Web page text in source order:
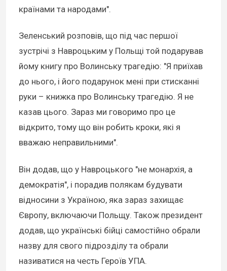
країнами та народами".
Зеленський розповів, що під час першої
зустрічі з Навроцьким у Польщі той подарував
йому книгу про Волинську трагедію: "Я приїхав
до нього, і його подарунок мені при стисканні
руки – книжка про Волинську трагедію. Я не
казав цього. Зараз ми говоримо про це
відкрито, тому що він робить кроки, які я
вважаю неправильними".
Він додав, що у Навроцького "не монархія, а
демократія", і порадив полякам будувати
відносини з Україною, яка зараз захищає
Європу, включаючи Польщу. Також президент
додав, що українські бійці самостійно обрали
назву для свого підрозділу та обрали
називатися на честь Героїв УПА.